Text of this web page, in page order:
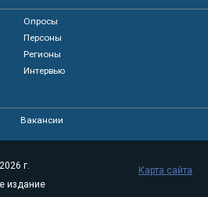
Опросы
Персоны
Регионы
Интервью
Вакансии
г.
издание
Карта сайта